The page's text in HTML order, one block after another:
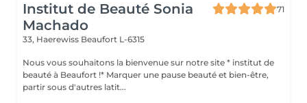
Institut de Beauté Sonia
Machado
71
33, Haerewiss Beaufort L-6315
Nous vous souhaitons la bienvenue sur notre site * institut de
beauté à Beaufort !* Marquer une pause beauté et bien-être,
partir sous d'autres latit...